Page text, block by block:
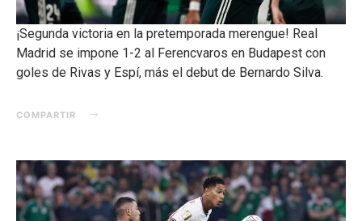
¡Segunda victoria en la pretemporada merengue! Real
Madrid se impone 1-2 al Ferencvaros en Budapest con
goles de Rivas y Espí, más el debut de Bernardo Silva.
COMPARTIR